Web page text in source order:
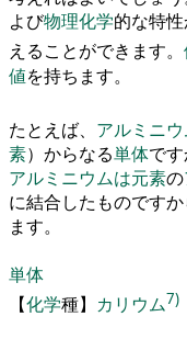
よび物理化学的な特
えることができます。
値を持ちます。
たとえば、 アルミニ
素） からなる単体で
アルミニウムは元素の
に結合したものですか
ます。
単体
【化学種】 カリウム7)